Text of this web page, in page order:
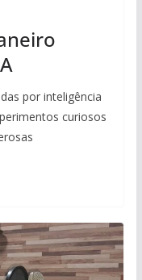
por inteligência
curiosos